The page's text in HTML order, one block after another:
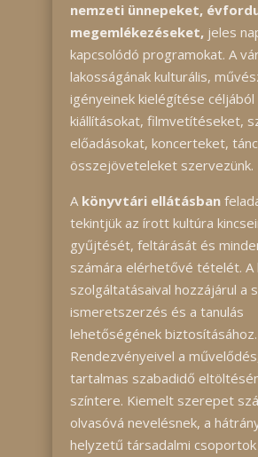
nemzeti ünnepeket,
megemlékezéseket,jeles
kapcsolódó programokat. A
lakosságának kulturális,
igényeinek kielégítése céljából
kiállításokat, filmvetítéseket,
előadásokat, koncerteket,
összejöveteleket szervezünk.
A könyvtári ellátásban
tekintjük az írott kultúra
gyűjtését, feltárását és
számára elérhetővé tételét. A
szolgáltatásaival hozzájárul a
ismeretszerzés és a tanulás
lehetőségének biztosításához.
Rendezvényeivel a
tartalmas szabadidő
színtere. Kiemelt szerepet
olvasóvá nevelésnek, a
helyzetű társadalmi csoportok